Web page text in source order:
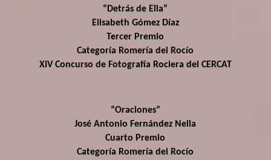
“Detrás de Ella”
Elisabeth Gómez Díaz
Tercer Premio
Categoría Romería del Rocío
XIV Concurso de Fotografía Rociera del CERCAT
“Oraciones”
José Antonio Fernández Neila
Cuarto Premio
Categoría Romería del Rocío